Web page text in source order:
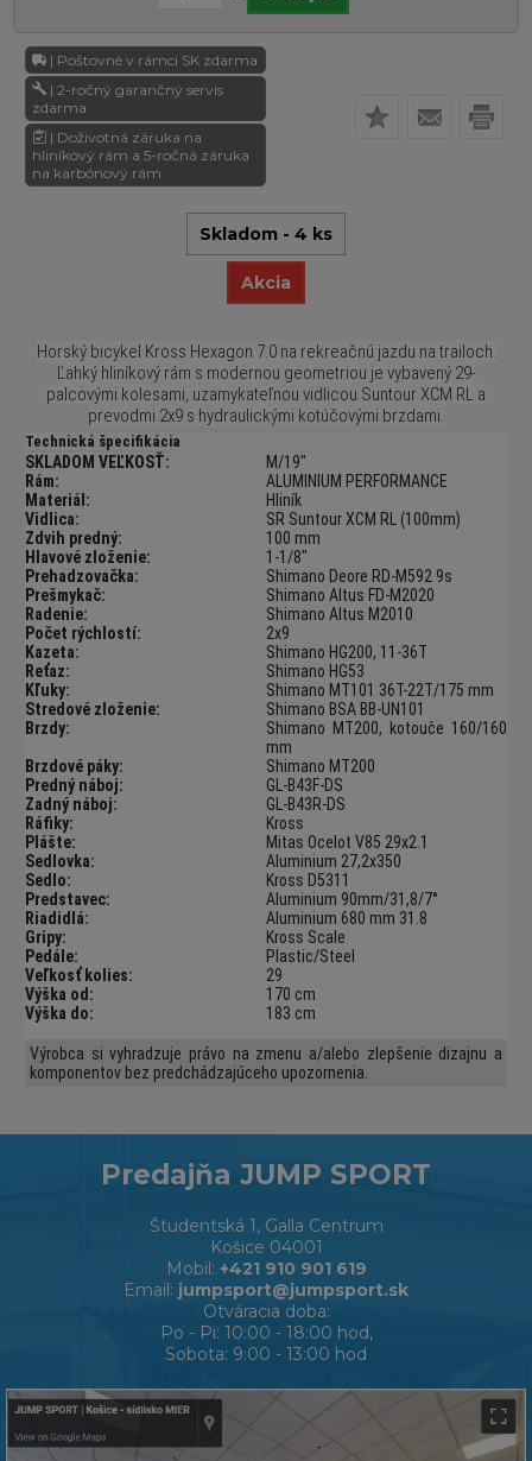
| Poštovné v rámci SK zdarma
| 2-ročný garančný servis
zdarma
| Doživotná záruka na
hliníkový rám a 5-ročná záruka
na karbónový rám
Skladom - 4 ks
Akcia
Horský bicykel Kross Hexagon 7.0 na rekreačnú jazdu na trailoch.
Ľahký hliníkový rám s modernou geometriou je vybavený 29-
palcovými kolesami, uzamykateľnou vidlicou Suntour XCM RL a
prevodmi 2x9 s hydraulickými kotúčovými brzdami.
Technická špecifikácia
SKLADOM VEĽKOSŤ:
M/19"
Rám:
ALUMINIUM PERFORMANCE
Materiál:
Hliník
Vidlica:
SR Suntour XCM RL (100mm)
Zdvih predný:
100 mm
Hlavové zloženie:
1-1/8"
Prehadzovačka:
Shimano Deore RD-M592 9s
Prešmykač:
Shimano Altus FD-M2020
Radenie:
Shimano Altus M2010
Počet rýchlostí:
2x9
Kazeta:
Shimano HG200, 11-36T
Reťaz:
Shimano HG53
Kľuky:
Shimano MT101 36T-22T/175 mm
Stredové zloženie:
Shimano BSA BB-UN101
Brzdy:
Shimano MT200, kotouče 160/160
mm
Brzdové páky:
Shimano MT200
Predný náboj:
GL-B43F-DS
Zadný náboj:
GL-B43R-DS
Ráfiky:
Kross
Plášte:
Mitas Ocelot V85 29x2.1
Sedlovka:
Aluminium 27,2x350
Sedlo:
Kross D5311
Predstavec:
Aluminium 90mm/31,8/7°
Riadidlá:
Aluminium 680 mm 31.8
Gripy:
Kross Scale
Pedále:
Plastic/Steel
Veľkosť kolies:
29
Výška od:
170 cm
Výška do:
183 cm
Výrobca si vyhradzuje právo na zmenu a/alebo zlepšenie dizajnu a
komponentov bez predchádzajúceho upozornenia.
Predajňa JUMP SPORT
Študentská 1, Galla Centrum
Košice 04001
Mobil: +421 910 901 619
Email: jumpsport@jumpsport.sk
Otváracia doba:
Po - Pi: 10:00 - 18:00 hod,
Sobota: 9:00 - 13:00 hod